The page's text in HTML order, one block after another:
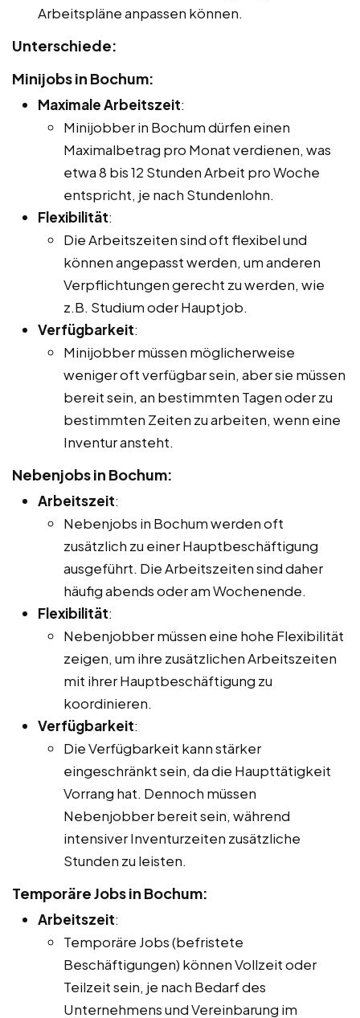
Arbeitspläne anpassen können.
Unterschiede:
Minijobs in Bochum:
Maximale Arbeitszeit:
Minijobber in Bochum dürfen einen
Maximalbetrag pro Monat verdienen, was
etwa 8 bis 12 Stunden Arbeit pro Woche
entspricht, je nach Stundenlohn.
Flexibilität:
Die Arbeitszeiten sind oft flexibel und
können angepasst werden, um anderen
Verpflichtungen gerecht zu werden, wie
z.B. Studium oder Hauptjob.
Verfügbarkeit:
Minijobber müssen möglicherweise
weniger oft verfügbar sein, aber sie müssen
bereit sein, an bestimmten Tagen oder zu
bestimmten Zeiten zu arbeiten, wenn eine
Inventur ansteht.
Nebenjobs in Bochum:
Arbeitszeit:
Nebenjobs in Bochum werden oft
zusätzlich zu einer Hauptbeschäftigung
ausgeführt. Die Arbeitszeiten sind daher
häufig abends oder am Wochenende.
Flexibilität:
Nebenjobber müssen eine hohe Flexibilität
zeigen, um ihre zusätzlichen Arbeitszeiten
mit ihrer Hauptbeschäftigung zu
koordinieren.
Verfügbarkeit:
Die Verfügbarkeit kann stärker
eingeschränkt sein, da die Haupttätigkeit
Vorrang hat. Dennoch müssen
Nebenjobber bereit sein, während
intensiver Inventurzeiten zusätzliche
Stunden zu leisten.
Temporäre Jobs in Bochum:
Arbeitszeit:
Temporäre Jobs (befristete
Beschäftigungen) können Vollzeit oder
Teilzeit sein, je nach Bedarf des
Unternehmens und Vereinbarung im